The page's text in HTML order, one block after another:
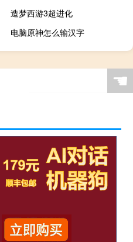
造梦西游3超进化
电脑原神怎么输汉字
☚